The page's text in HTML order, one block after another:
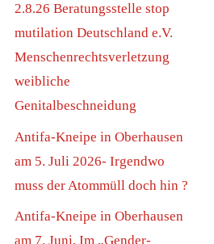
2.8.26 Bera­tungs­stel­le stop
muti­la­ti­on Deutsch­land e.V.
Men­schen­rechts­ver­let­zung
weib­li­che
Genitalbeschneidung
Anti­fa-Knei­pe in Ober­hau­sen
am 5. Juli 2026- Irgend­wo
muss der Atom­müll doch hin ?
Anti­fa-Knei­pe in Ober­hau­sen
am 7. Juni, Im „Gen­der-